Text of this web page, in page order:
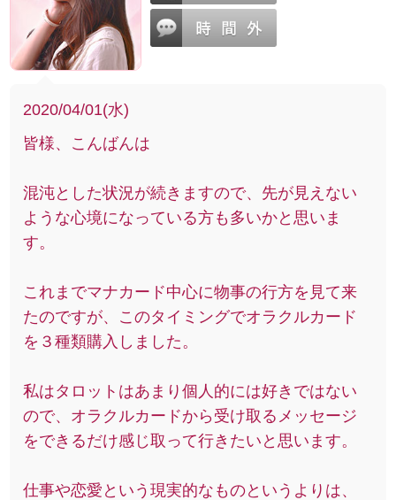
2020/04/01(水)
皆様、こんばんは
混沌とした状況が続きますので、先が見えない
ような心境になっている方も多いかと思いま
す。
これまでマナカード中心に物事の行方を見て来
たのですが、このタイミングでオラクルカード
を３種類購入しました。
私はタロットはあまり個人的には好きではない
ので、オラクルカードから受け取るメッセージ
をできるだけ感じ取って行きたいと思います。
仕事や恋愛という現実的なものというよりは、